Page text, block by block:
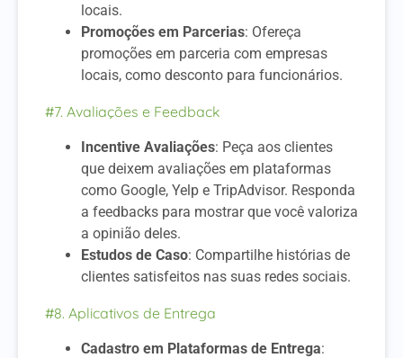
locais.
Promoções em Parcerias: Ofereça
promoções em parceria com empresas
locais, como desconto para funcionários.
#7. Avaliações e Feedback
Incentive Avaliações: Peça aos clientes
que deixem avaliações em plataformas
como Google, Yelp e TripAdvisor. Responda
a feedbacks para mostrar que você valoriza
a opinião deles.
Estudos de Caso: Compartilhe histórias de
clientes satisfeitos nas suas redes sociais.
#8. Aplicativos de Entrega
Cadastro em Plataformas de Entrega: